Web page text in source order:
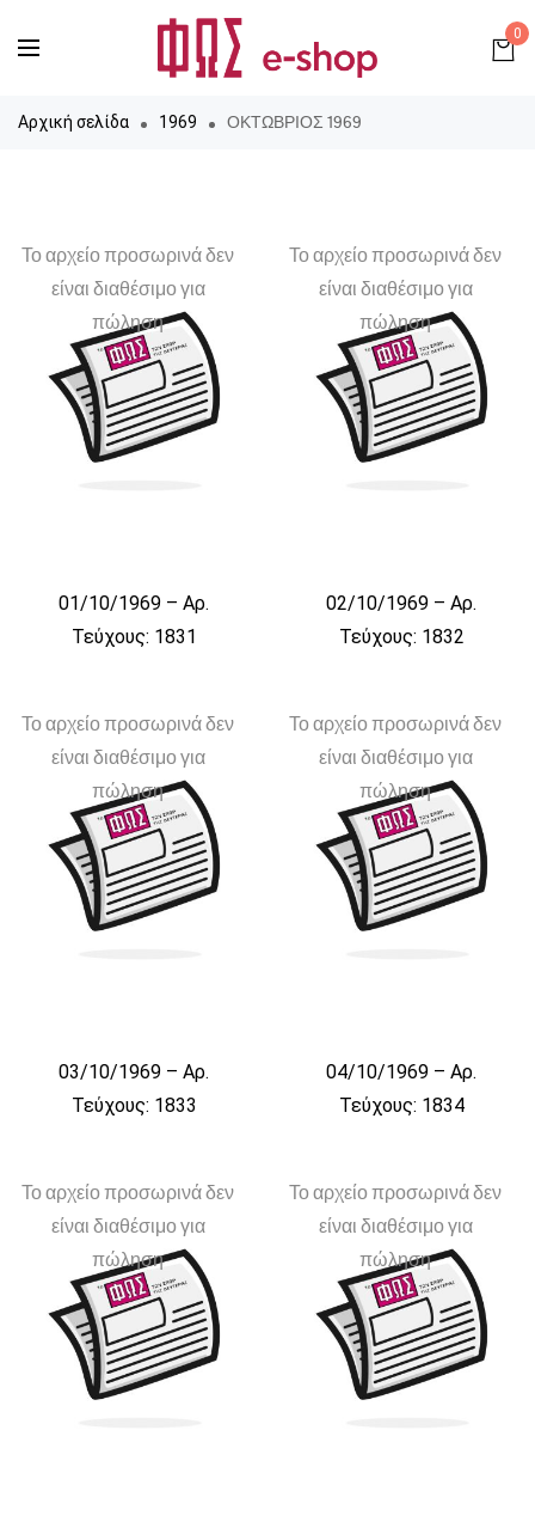
0
Αρχική σελίδα 1969 ΟΚΤΩΒΡΙΟΣ 1969
Το αρχείο προσωρινά δεν
είναι διαθέσιμο για
πώληση
01/10/1969 – Αρ.
Τεύχους: 1831
Το αρχείο προσωρινά δεν
είναι διαθέσιμο για
πώληση
02/10/1969 – Αρ.
Τεύχους: 1832
Το αρχείο προσωρινά δεν
είναι διαθέσιμο για
πώληση
03/10/1969 – Αρ.
Τεύχους: 1833
Το αρχείο προσωρινά δεν
είναι διαθέσιμο για
πώληση
04/10/1969 – Αρ.
Τεύχους: 1834
Το αρχείο προσωρινά δεν
είναι διαθέσιμο για
πώληση
Το αρχείο προσωρινά δεν
είναι διαθέσιμο για
πώληση